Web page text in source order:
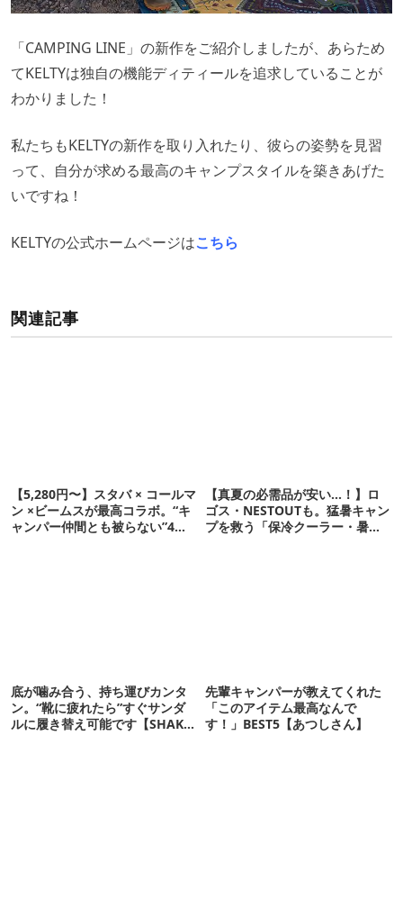
「CAMPING LINE」の新作をご紹介しましたが、あらため
てKELTYは独自の機能ディティールを追求していることが
わかりました！
私たちもKELTYの新作を取り入れたり、彼らの姿勢を見習
って、自分が求める最高のキャンプスタイルを築きあげた
いですね！
KELTYの公式ホームページはこちら
関連記事
【5,280円〜】スタバ × コールマ
ン ×ビームスが最高コラボ。“キ
ャンパー仲間とも被らない”4ア
【真夏の必需品が安い…！】ロ
ゴス・NESTOUTも。猛暑キャン
プを救う「保冷クーラー・暑さ
底が噛み合う、持ち運びカンタ
ン。“靴に疲れたら”すぐサンダ
ルに履き替え可能です【SHAKA
先輩キャンパーが教えてくれた
「このアイテム最高なんで
す！」BEST5【あつしさん】